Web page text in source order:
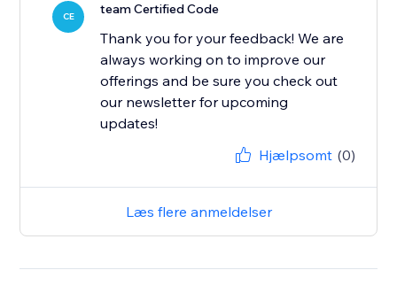
CE team Certified Code
Thank you for your feedback! We are
always working on to improve our
offerings and be sure you check out
our newsletter for upcoming
updates!
Hjælpsomt (0)
Læs flere anmeldelser